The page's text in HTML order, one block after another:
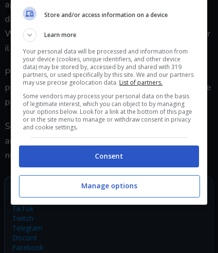
approfittare dello
durerà fino al rilascio ufficiale di Total War
Warhammer 2: The Queen & The Crone, previso per
il
31 maggio.
Per avere maggiori informazioni sulle unità e sui
personaggi che includerà The Queen & The Crone, e
per preordinare il DLC, andate al seguentelink
Se vi interessa anche il wargame da tavolo date
anche un’occhiata alle nuove regole introdotte nella
nuova edizione di
Warhammer Age of Sigmar
SEGUICI SUI SOCIAL
TikTok
Twitch
Telegram
Discord
Facebook
Store and/or access information on a device
Learn more
Your personal data will be processed and information from
your device (cookies, unique identifiers, and other device
data) may be stored by, accessed by and shared with 319
partners, or used specifically by this site. We and our partners
may use precise geolocation data. List of partners.
Some vendors may process your personal data on the basis
of legitimate interest, which you can object to by managing
your options below. Look for a link at the bottom of this page
or in the site menu to manage or withdraw consent in privacy
and cookie settings.
Consent
Manage options